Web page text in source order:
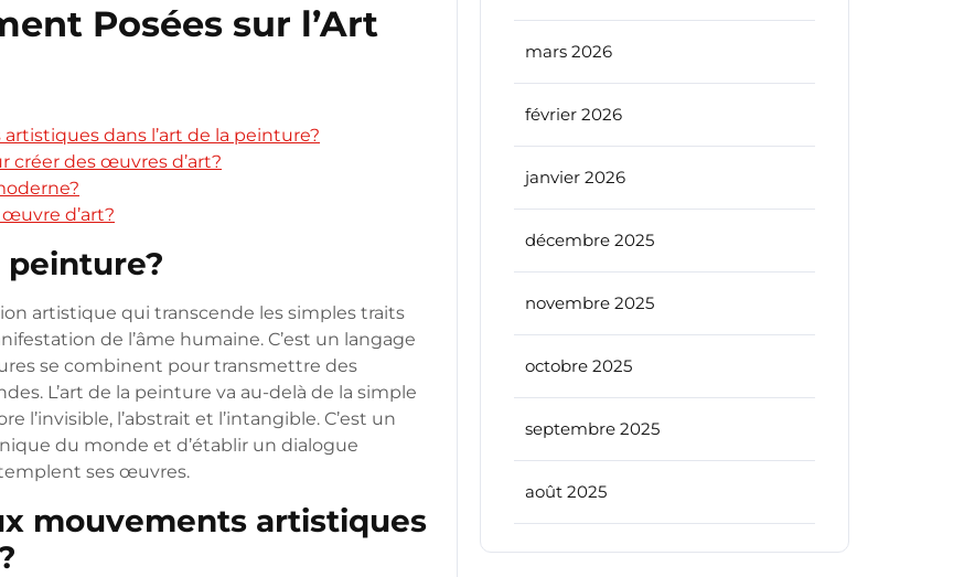
Posées sur l’Art
dans l’art de la peinture?
créer des œuvres d’art?
d’art?
peinture?
artistique qui transcende les simples traits
de l’âme humaine. C’est un langage
se combinent pour transmettre des
L’art de la peinture va au-delà de la simple
l’abstrait et l’intangible. C’est un
du monde et d’établir un dialogue
ses œuvres.
mouvements artistiques
mars 2026
février 2026
janvier 2026
décembre 2025
novembre 2025
octobre 2025
septembre 2025
août 2025